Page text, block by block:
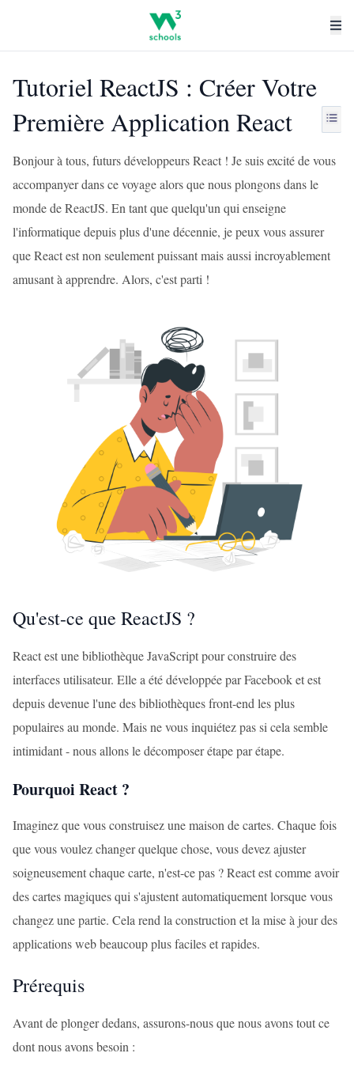
Tutoriel ReactJS : Créer Votre
Première Application React
Bonjour à tous, futurs développeurs React ! Je suis excité de vous
accompanyer dans ce voyage alors que nous plongons dans le
monde de ReactJS. En tant que quelqu'un qui enseigne
l'informatique depuis plus d'une décennie, je peux vous assurer
que React est non seulement puissant mais aussi incroyablement
amusant à apprendre. Alors, c'est parti !
Qu'est-ce que ReactJS ?
React est une bibliothèque JavaScript pour construire des
interfaces utilisateur. Elle a été développée par Facebook et est
depuis devenue l'une des bibliothèques front-end les plus
populaires au monde. Mais ne vous inquiétez pas si cela semble
intimidant - nous allons le décomposer étape par étape.
Pourquoi React ?
Imaginez que vous construisez une maison de cartes. Chaque fois
que vous voulez changer quelque chose, vous devez ajuster
soigneusement chaque carte, n'est-ce pas ? React est comme avoir
des cartes magiques qui s'ajustent automatiquement lorsque vous
changez une partie. Cela rend la construction et la mise à jour des
applications web beaucoup plus faciles et rapides.
Prérequis
Avant de plonger dedans, assurons-nous que nous avons tout ce
dont nous avons besoin :